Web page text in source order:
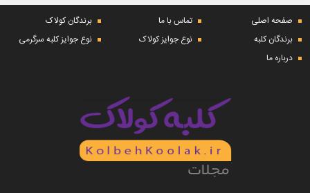
صفحه اصلی تماس با ما
برندگان کولاک
برندگان کلبه
نوع جوایز کولاک
نوع جوایز کلبه سرگرمی
درباره ما